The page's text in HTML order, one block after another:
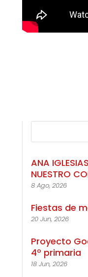
ANA
NUESTRO
8 Ago, 2026
Fiestas de
20 Jun, 2026
Proyecto
4º primaria
18 Jun, 2026